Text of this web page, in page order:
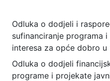
Odluka o dodjeli i
sufinanciranje programa
interesa za opće dobro
Odluka o dodjeli
programe i projekate